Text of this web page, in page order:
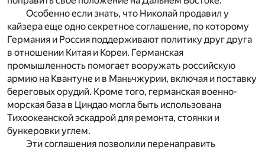
Особенно если знать, что Николай продавил у
кайзера еще одно секретное соглашение, по которому
Германия и Россия поддерживают политику друг друга
в отношении Китая и Кореи. Германская
промышленность помогает вооружать российскую
армию на Квантуне и в Маньчжурии, включая и поставку
береговых орудий. Кроме того, германская военно-
морская база в Циндао могла быть использована
Тихоокеанской эскадрой для ремонта, стоянки и
бункеровки углем.
Эти соглашения позволили перенаправить